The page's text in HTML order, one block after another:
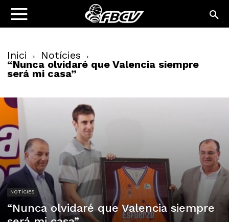
Inici Notícies
“Nunca olvidaré que Valencia siempre
será mi casa”
NOTÍCIES
“Nunca olvidaré que Valencia siempre